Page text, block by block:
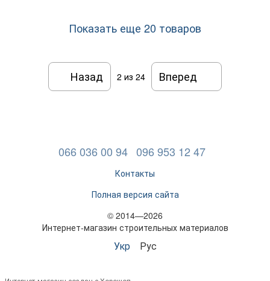
Показать еще 20 товаров
Назад 2 из 24 Вперед
066 036 00 94 096 953 12 47
Контакты
Полная версия сайта
© 2014—2026
Интернет-магазин строительных материалов
Укр Рус